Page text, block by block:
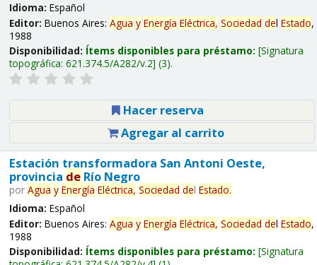
Idioma: Español
Editor: Buenos Aires: Agua y Energía Eléctrica, Sociedad del Estado,
1988
Disponibilidad: Ítems disponibles para préstamo: Signatura
topográfica: 621.374.5/A282/v.2 (3).
Hacer reserva
Agregar al carrito
Estación transformadora San Antoni Oeste,
provincia deRío Negro
por Agua y Energía Eléctrica, Sociedad del Estado.
Idioma: Español
Editor: Buenos Aires: Agua y Energía Eléctrica, Sociedad del Estado,
1988
Disponibilidad: Ítems disponibles para préstamo: Signatura